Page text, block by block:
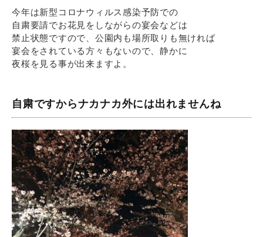
今年は新型コロナウィルス感染予防での
自粛要請でお花見をしながらの宴会などは
禁止状態ですので、公園内も場所取りも無ければ
宴会をされている方々もないので、静かに
夜桜を見る事が出来ますよ。
自粛ですからナカナカ外には出れませんね